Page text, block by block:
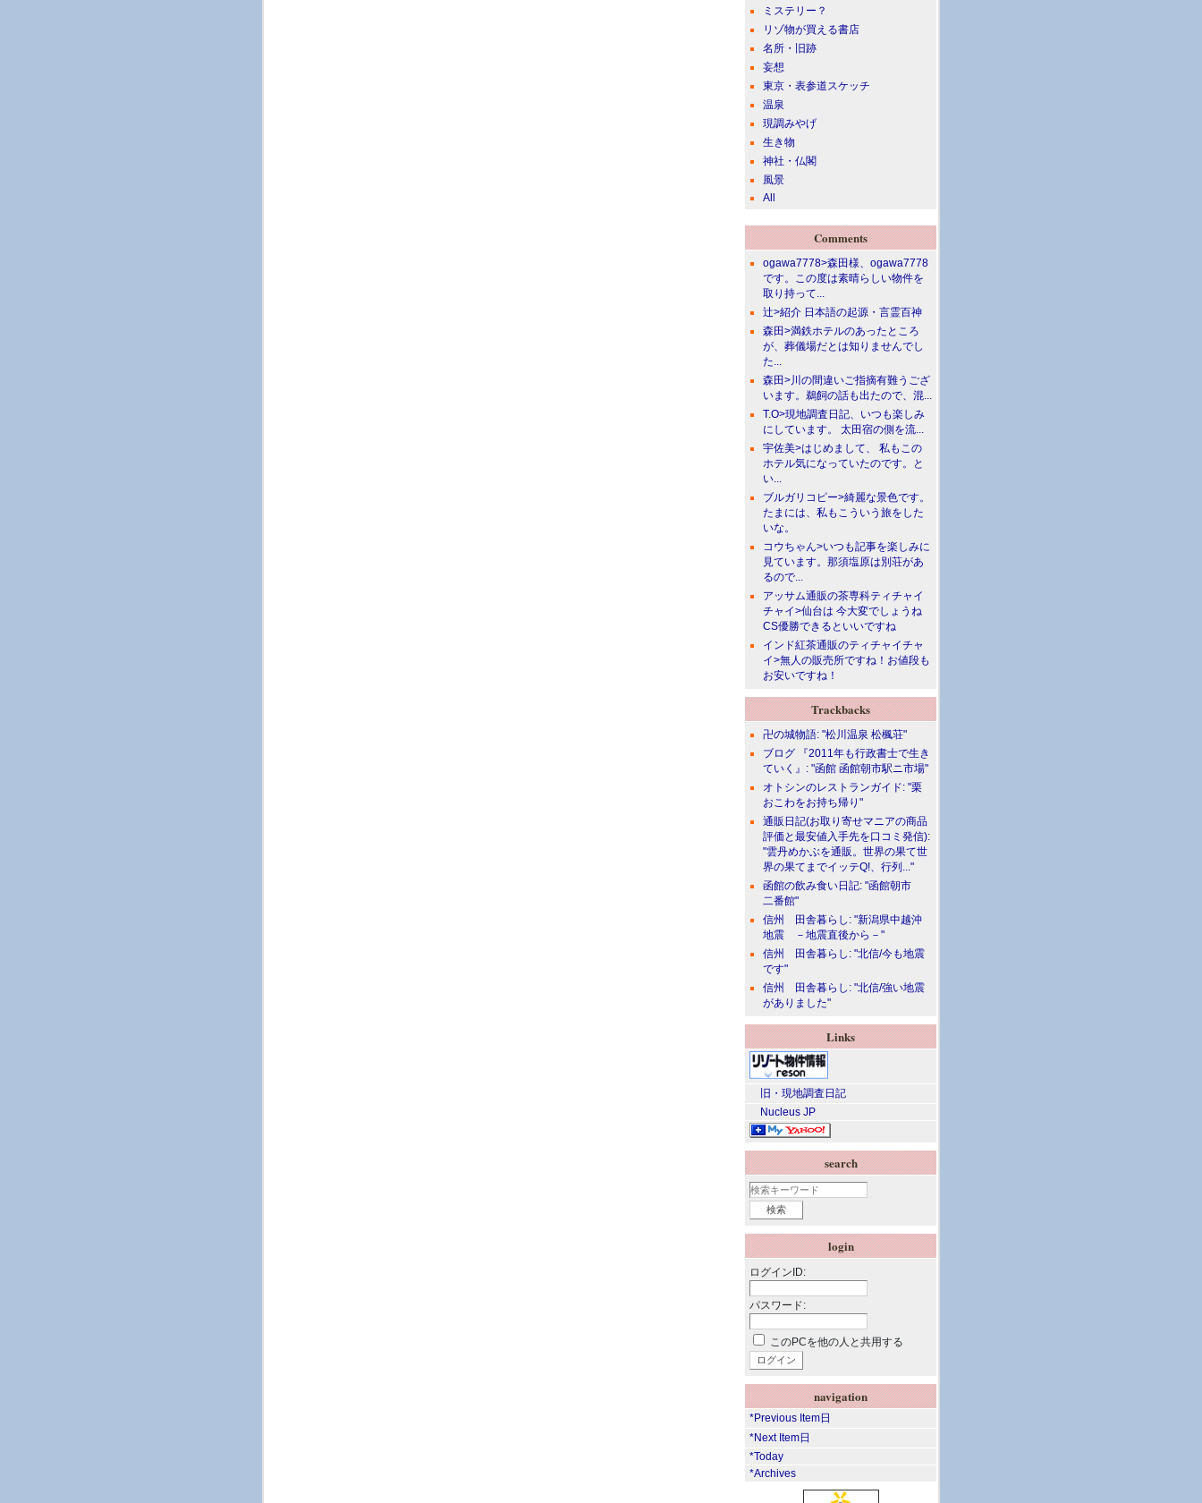
ミステリー？
リゾ物が買える書店
名所・旧跡
妄想
東京・表参道スケッチ
温泉
現調みやげ
生き物
神社・仏閣
風景
All
Comments
ogawa7778>森田様、ogawa7778
です。この度は素晴らしい物件を
取り持って...
辻>紹介 日本語の起源・言霊百神
森田>満鉄ホテルのあったところ
が、葬儀場だとは知りませんでし
た...
森田>川の間違いご指摘有難うござ
います。鵜飼の話も出たので、混...
T.O>現地調査日記、いつも楽しみ
にしています。 太田宿の側を流...
宇佐美>はじめまして、 私もこの
ホテル気になっていたのです。と
い...
ブルガリコピー>綺麗な景色です。
たまには、私もこういう旅をした
いな。
コウちゃん>いつも記事を楽しみに
見ています。那須塩原は別荘があ
るので...
アッサム通販の茶専科ティチャイ
チャイ>仙台は 今大変でしょうね
CS優勝できるといいですね
インド紅茶通販のティチャイチャ
イ>無人の販売所ですね！お値段も
お安いですね！
Trackbacks
卍の城物語: "松川温泉 松楓荘"
ブログ 『2011年も行政書士で生き
ていく』: "函館 函館朝市駅ニ市場"
オトシンのレストランガイド: "栗
おこわをお持ち帰り"
通販日記(お取り寄せマニアの商品
評価と最安値入手先を口コミ発信):
"雲丹めかぶを通販。世界の果て世
界の果てまでイッテQ!、行列..."
函館の飲み食い日記: "函館朝市
二番館"
信州 田舎暮らし: "新潟県中越沖
地震 －地震直後から－"
信州 田舎暮らし: "北信/今も地震
です"
信州 田舎暮らし: "北信/強い地震
がありました"
Links
旧・現地調査日記
Nucleus JP
search
login
ログインID:
パスワード:
このPCを他の人と共用する
navigation
*Previous Item日
*Next Item日
*Today
*Archives